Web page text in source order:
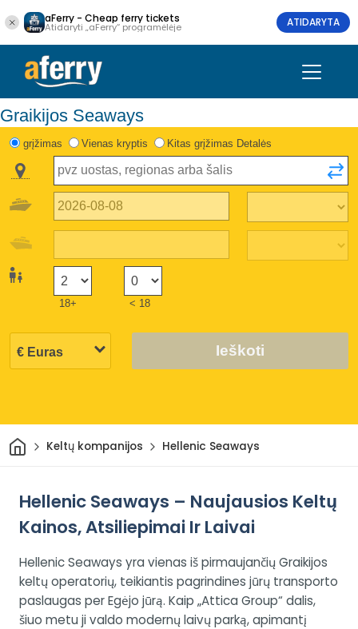
aFerry - Cheap ferry tickets
Atidaryti „aFerry“ programėlėje ATIDARYTA
Graikijos Seaways
grįžimas Vienas kryptis Kitas grįžimas Detalės
18+ < 18
Ieškoti
Pradžia
Keltų kompanijos Hellenic Seaways
Hellenic Seaways – Naujausios Keltų
Kainos, Atsiliepimai Ir Laivai
Hellenic Seaways yra vienas iš pirmaujančių Graikijos
keltų operatorių, teikiantis pagrindines jūrų transporto
paslaugas per Egėjo jūrą. Kaip „Attica Group“ dalis,
šiuo metu ji valdo modernų laivų parką, apimantį